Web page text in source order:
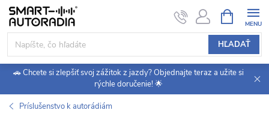
Prejsť
obsah
HĽADAŤ
KOŠÍK
🚗 Chcete si zlepšiť svoj zážitok z jazdy? Objednajte teraz a užite si
rýchle doručenie! 🌟
Príslušenstvo k autorádiám